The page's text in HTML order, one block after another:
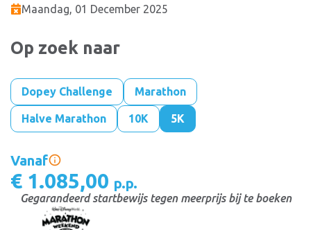
Maandag, 01 December 2025
Op zoek naar
Dopey Challenge Marathon
Halve Marathon 10K 5K
Vanaf
€ 1.085,00 p.p.
Gegarandeerd startbewijs tegen meerprijs bij te boeken